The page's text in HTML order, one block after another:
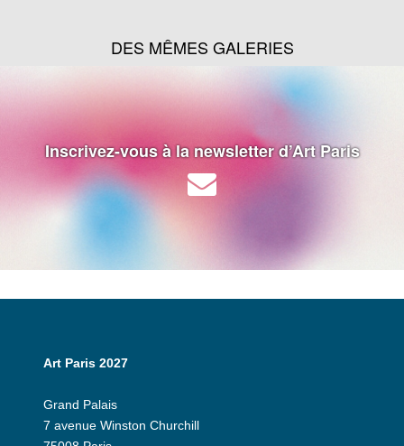
DES MÊMES GALERIES
Inscrivez-vous à la newsletter d’Art Paris
Art Paris 2027
Grand Palais
7 avenue Winston Churchill